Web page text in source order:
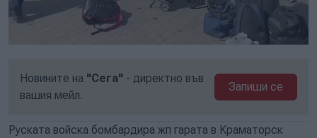
Новините на "Сега" - директно във
вашия мейл.
Запиши се
Руската войска бомбардира жп гарата в Краматорск